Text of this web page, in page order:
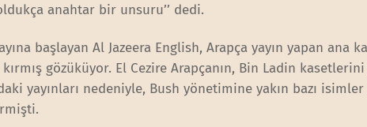
anahtar bir unsuru’’ dedi.
başlayan Al Jazeera English, Arapça yayın yapan ana
gözüküyor. El Cezire Arapçanın, Bin Ladin kasetlerini
yayınları nedeniyle, Bush yönetimine yakın bazı